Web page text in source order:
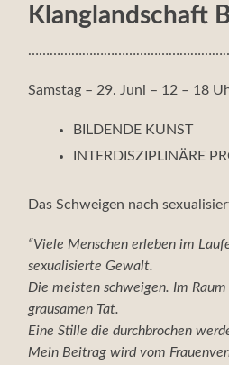
Klanglandschaft
Samstag – 29. Juni – 12 – 18
BILDENDE KUNST
INTERDISZIPLINÄRE
Das Schweigen nach
“Viele Menschen erleben im
sexualisierte Gewalt.
Die meisten schweigen. Im
grausamen Tat.
Eine Stille die durchbrochen
Mein Beitrag wird vom